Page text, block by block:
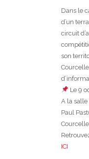
Dans le
d’un
circuit
son
Le 9
A la salle
Paul
ICI